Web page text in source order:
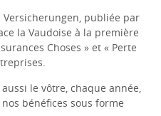
Versicherungen, publiée par
la Vaudoise à la première
Choses » et « Perte
le vôtre, chaque année,
bénéfices sous forme